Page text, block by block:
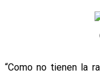
“Como no tienen la